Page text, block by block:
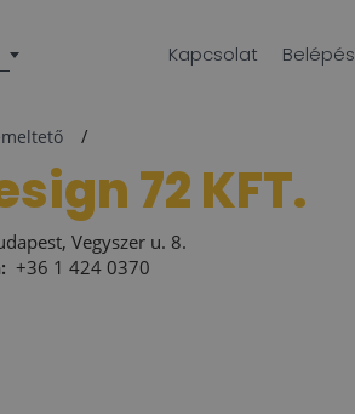
Kapcsolat Belépés
72 KFT.
Vegyszer u. 8.
+36 1 424 0370